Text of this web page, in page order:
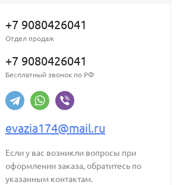
+7 9080426041
Отдел продаж
+7 9080426041
Бесплатный звонок по РФ
evazia174@mail.ru
Если у вас возникли вопросы при
оформлении заказа, обратитесь по
указанным контактам.